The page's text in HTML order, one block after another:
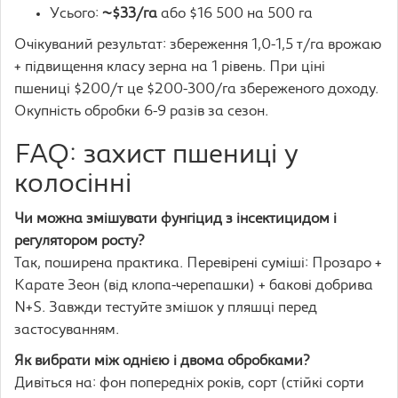
Усього: ~$33/га або $16 500 на 500 га
Очікуваний результат: збереження 1,0-1,5 т/га врожаю
+ підвищення класу зерна на 1 рівень. При ціні
пшениці $200/т це $200-300/га збереженого доходу.
Окупність обробки 6-9 разів за сезон.
FAQ: захист пшениці у
колосінні
Чи можна змішувати фунгіцид з інсектицидом і
регулятором росту?
Так, поширена практика. Перевірені суміші: Прозаро +
Карате Зеон (від клопа-черепашки) + бакові добрива
N+S. Завжди тестуйте змішок у пляшці перед
застосуванням.
Як вибрати між однією і двома обробками?
Дивіться на: фон попередніх років, сорт (стійкі сорти